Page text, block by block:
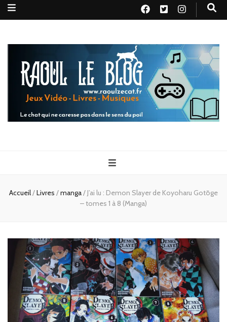
Raoul le
blog
Accueil/Livres /manga/J’ai lu : Demon Slayer de Koyoharu Gotōge
– tomes 1 à 8 (Manga)